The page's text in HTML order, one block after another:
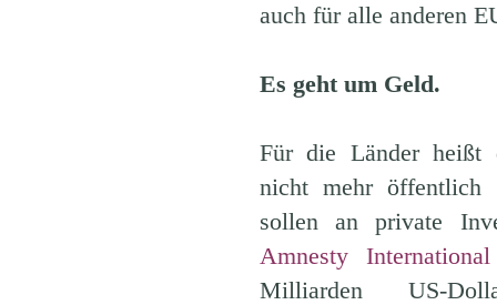
auch für alle anderen
Es geht um Geld.
Für die Länder heißt
nicht mehr öffentlich
sollen an private
Amnesty International
Milliarden US-